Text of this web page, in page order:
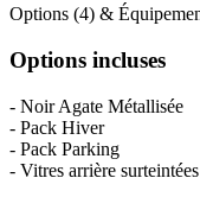
Options (4) &
Options incluses
- Noir Agate Métallisée
- Pack Hiver
- Pack Parking
- Vitres arrière surteintées